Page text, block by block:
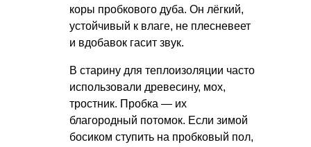
коры пробкового дуба. Он лёгкий,
устойчивый к влаге, не плесневеет
и вдобавок гасит звук.
В старину для теплоизоляции часто
использовали древесину, мох,
тростник. Пробка — их
благородный потомок. Если зимой
босиком ступить на пробковый пол,